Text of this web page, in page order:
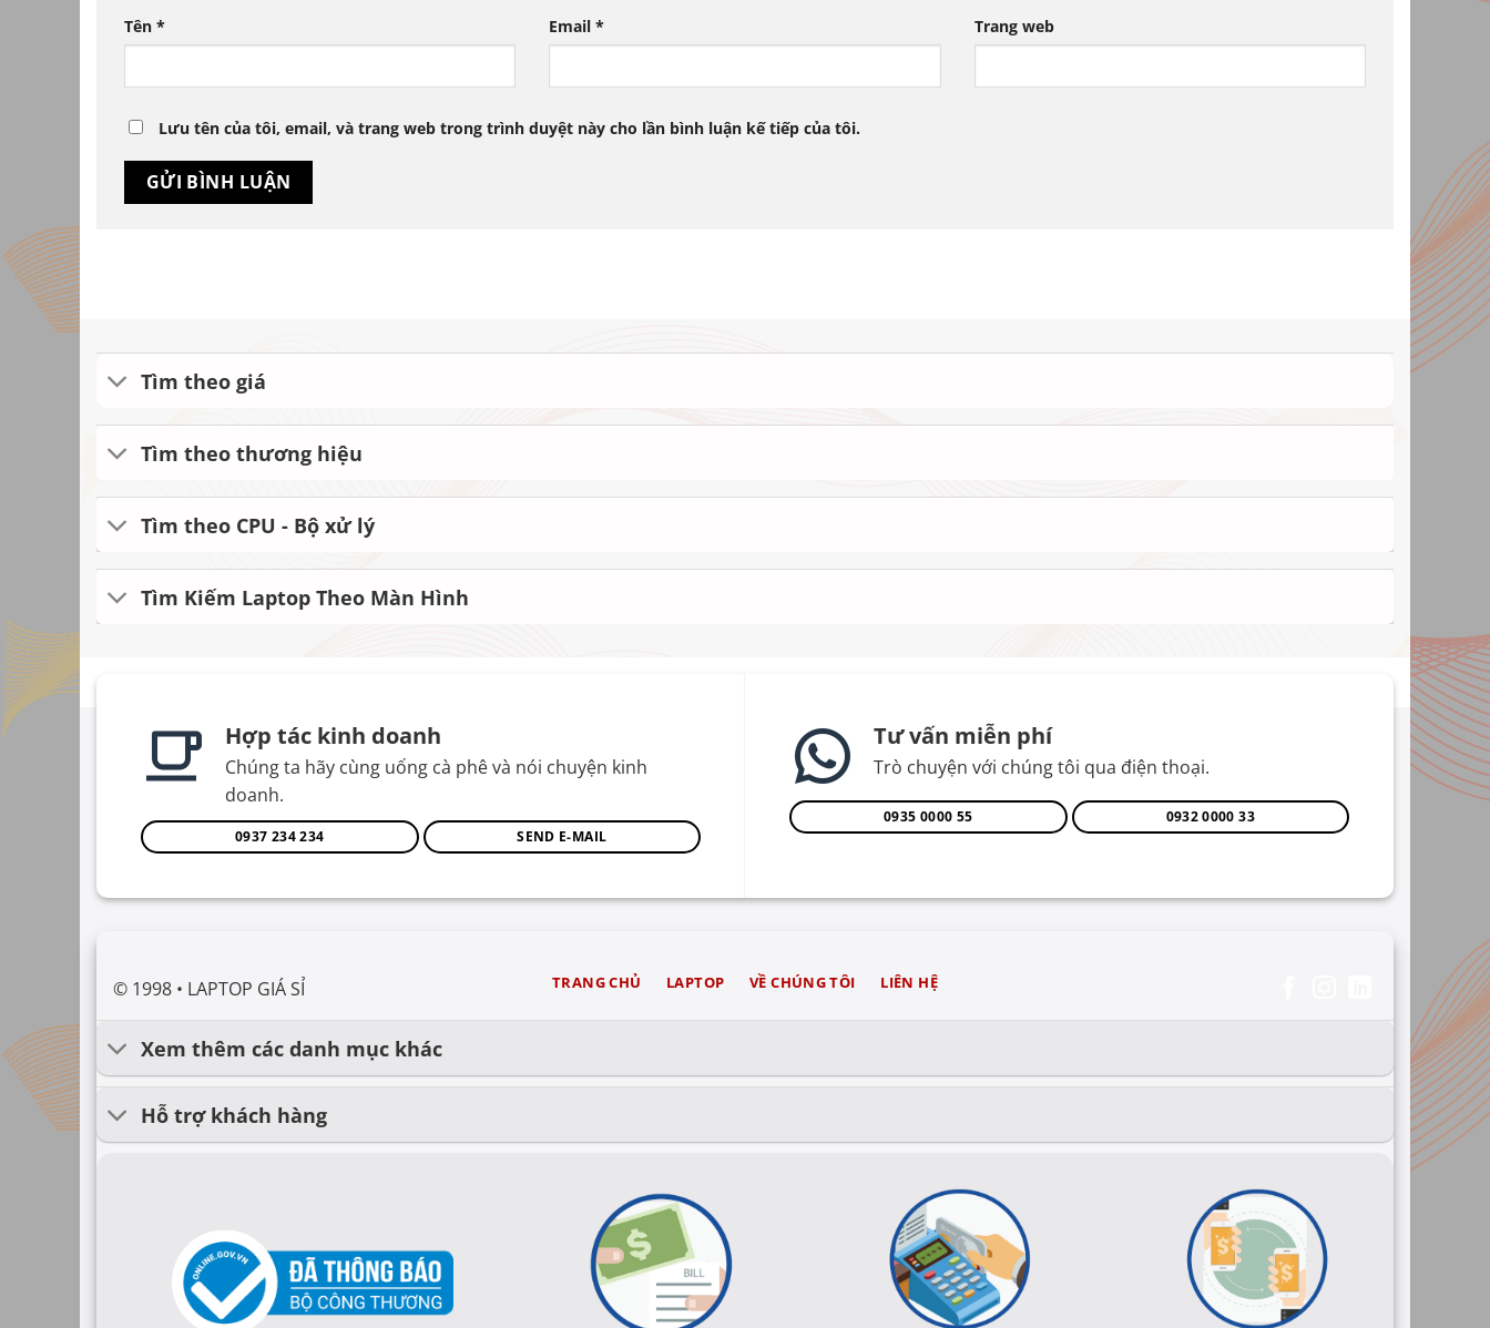
Tên * Email* Trang web
Lưu tên của tôi, email, và trang web trong trình duyệt này cho lần bình luận kế tiếp của tôi.
Tìm theo giá
Tìm theo thương hiệu
Tìm theo CPU - Bộ xử lý
Tìm Kiếm Laptop Theo Màn Hình
Hợp tác kinh doanh
Chúng ta hãy cùng uống cà phê và nói chuyện kinh
doanh.
0937 234 234 SEND E-MAIL
Tư vấn miễn phí
Trò chuyện với chúng tôi qua điện thoại.
0935 0000 55 0932 0000 33
© 1998 • LAPTOP GIÁ SỈ TRANG CHỦ LAPTOP VỀ CHÚNG TÔI LIÊN HỆ
Xem thêm các danh mục khác
Hỗ trợ khách hàng